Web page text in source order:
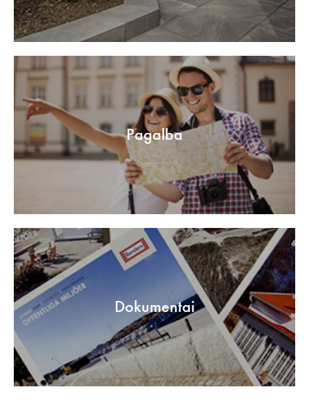
Pagalba
Dokumentai